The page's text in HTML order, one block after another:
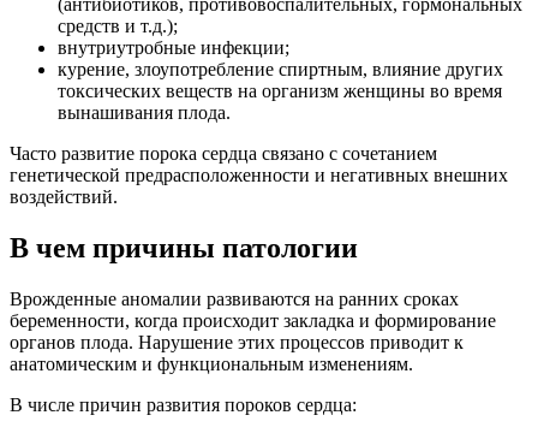
средств и т.д.);
внутриутробные инфекции;
курение, злоупотребление спиртным, влияние других
токсических веществ на организм женщины во время
вынашивания плода.
Часто развитие порока сердца связано с сочетанием
генетической предрасположенности и негативных внешних
воздействий.
В чем причины патологии
Врожденные аномалии развиваются на ранних сроках
беременности, когда происходит закладка и формирование
органов плода. Нарушение этих процессов приводит к
анатомическим и функциональным изменениям.
В числе причин развития пороков сердца: